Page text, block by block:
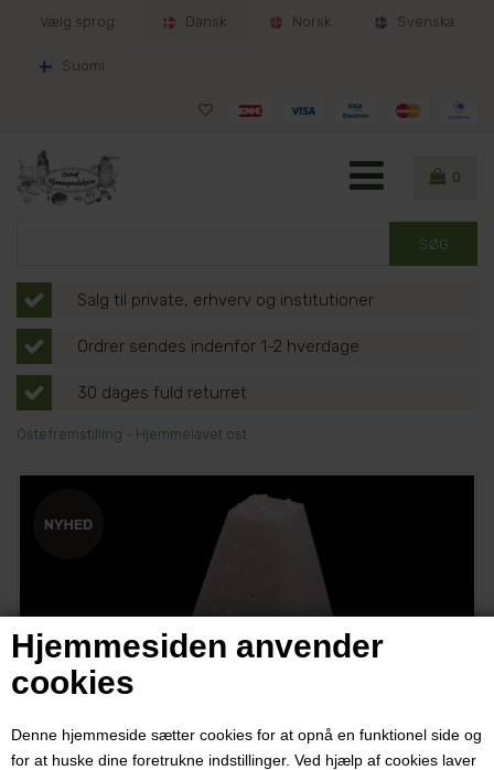
Hjemmesiden anvender
cookies
Denne hjemmeside sætter cookies for at opnå en funktionel side og
for at huske dine foretrukne indstillinger. Ved hjælp af cookies laver
Vælg sprog: Dansk Norsk Svenska
Suomi
0
Salg til private, erhverv og institutioner
Ordrer sendes indenfor 1-2 hverdage
30 dages fuld returret
Ostefremstilling - Hjemmelavet ost